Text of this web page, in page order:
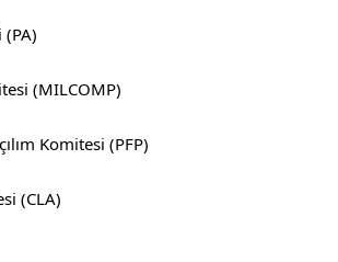
(MILCOMP)
Komitesi (PFP)
(CLA)